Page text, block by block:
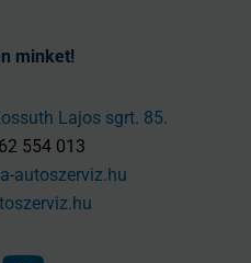
minket!
Lajos sgrt. 85.
554 013
autoszerviz.hu